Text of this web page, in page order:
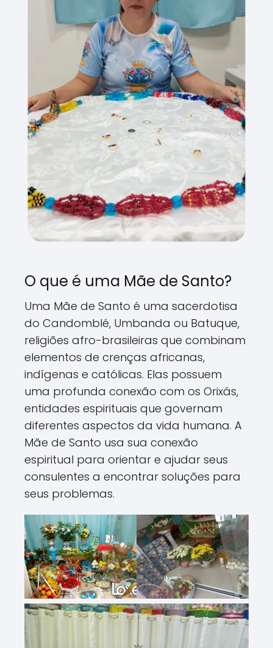
O que é uma Mãe de Santo?
Uma Mãe de Santo é uma sacerdotisa
do Candomblé, Umbanda ou Batuque,
religiões afro-brasileiras que combinam
elementos de crenças africanas,
indígenas e católicas. Elas possuem
uma profunda conexão com os Orixás,
entidades espirituais que governam
diferentes aspectos da vida humana. A
Mãe de Santo usa sua conexão
espiritual para orientar e ajudar seus
consulentes a encontrar soluções para
seus problemas.